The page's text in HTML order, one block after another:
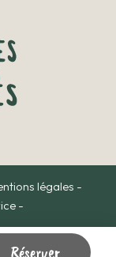
Réserver
légales -
-